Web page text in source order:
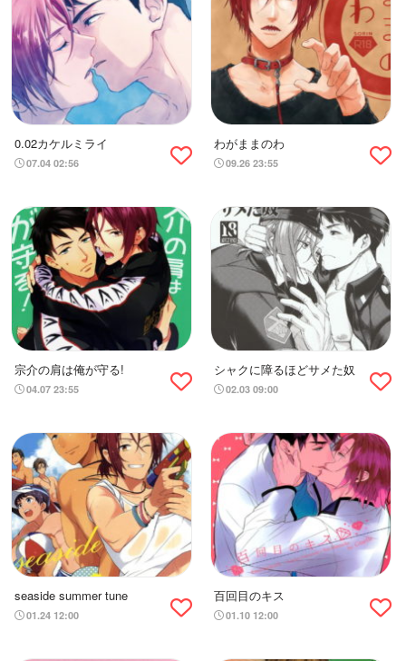
0.02カケルミライ
07.04 02:56
わがままのわ
09.26 23:55
宗介の肩は俺が守る!
04.07 23:55
シャクに障るほどサメた奴
02.03 09:00
seaside summer tune
01.24 12:00
百回目のキス
01.10 12:00